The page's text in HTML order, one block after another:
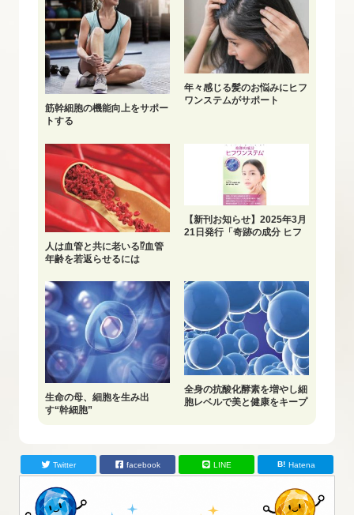
筋幹細胞の機能向上をサポー
トする
年々感じる髪のお悩みにヒフ
ワンステムがサポート
人は血管と共に老いる⁉血管
年齢を若返らせるには
【新刊お知らせ】2025年3月
21日発行「奇跡の成分 ヒフ
生命の母、細胞を生み出
す“幹細胞”
全身の抗酸化酵素を増やし細
胞レベルで美と健康をキープ
Twitter facebook LINE Hatena